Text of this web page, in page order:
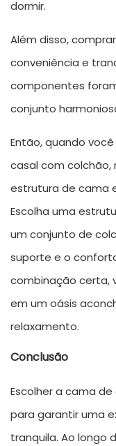
dormir.
Além disso,
conveniência e
componentes
conjunto
Então, quando
casal com colchão,
estrutura de cama
Escolha uma
um conjunto de
suporte e o
combinação certa,
em um oásis
relaxamento.
Conclusão
Escolher a cama
para garantir uma
tranquila. Ao longo